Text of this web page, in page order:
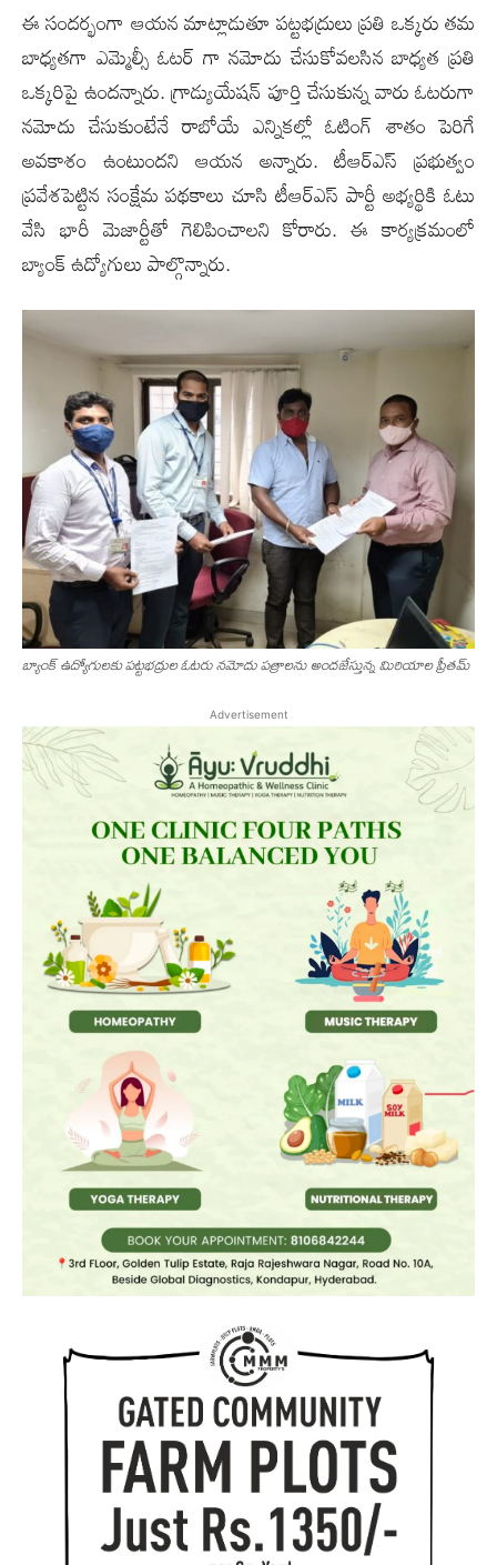
ఈ సందర్భంగా ఆయన మాట్లాడుతూ పట్టభద్రులు ప్రతి ఒక్కరు తమ
బాధ్యతగా ఎమ్మెల్సీ ఓటర్ గా నమోదు చేసుకోవలసిన బాధ్యత ప్రతి
ఒక్కరిపై ఉందన్నారు. గ్రాడ్యుయేషన్ పూర్తి చేసుకున్న వారు ఓటరుగా
నమోదు చేసుకుంటేనే రాబోయే ఎన్నికల్లో ఓటింగ్ శాతం పెరిగే
అవకాశం ఉంటుందని ఆయన అన్నారు. టీఆర్ఎస్ ప్రభుత్వం
ప్ర‌వేశ‌పెట్టిన‌ సంక్షేమ పథకాలు చూసి టీఆర్ఎస్ పార్టీ అభ్యర్థికి ఓటు
వేసి భారీ మెజార్టీతో గెలిపించాలని కోరారు. ఈ కార్యక్రమంలో
బ్యాంక్ ఉద్యోగులు పాల్గొన్నారు.
బ్యాంక్ ఉద్యోగుల‌కు ప‌ట్ట‌భ‌ద్రుల ఓట‌రు న‌మోదు ప‌త్రాల‌ను అంద‌జేస్తున్న మిరియాల ప్రీతమ్
Advertisement